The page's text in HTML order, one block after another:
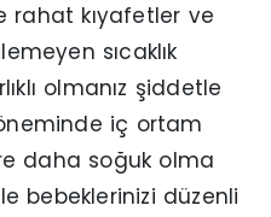
rahat kıyafetler ve
sıcaklık
olmanız şiddetle
iç ortam
daha soğuk olma
bebeklerinizi düzenli